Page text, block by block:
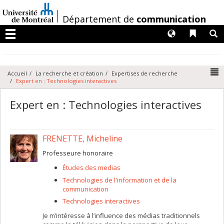
au
contenu
/Département de communication
Menu
Liens
Langues
Accueil La recherche et création
Expertises de recherche
Expert en : Technologies interactives
Expert en : Technologies interactives
FRENETTE, Micheline
Professeure honoraire
Études des medias
Technologies de l'information et de la
communication
Technologies interactives
Je m’intéresse à l’influence des médias traditionnels